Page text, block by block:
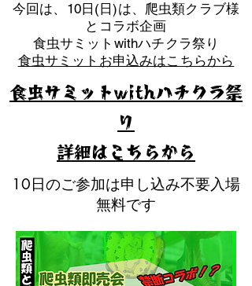
​今回は、10日(日)は、爬虫類クラブ様
とコラボ企画
​食虫サミットwithハチクラ祭り
食虫サミットお申込みはこちらから
10日のご参加は申し込み不要入場
無料です
食虫サミットwithハチクラ祭
り
​詳細はこちらから